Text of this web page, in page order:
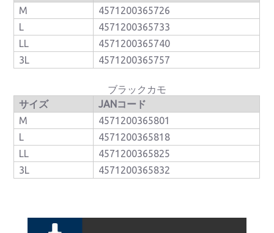
M
4571200365726
L
4571200365733
LL
4571200365740
3L
4571200365757
ブラックカモ
サイズ
JANコード
M
4571200365801
L
4571200365818
LL
4571200365825
3L
4571200365832